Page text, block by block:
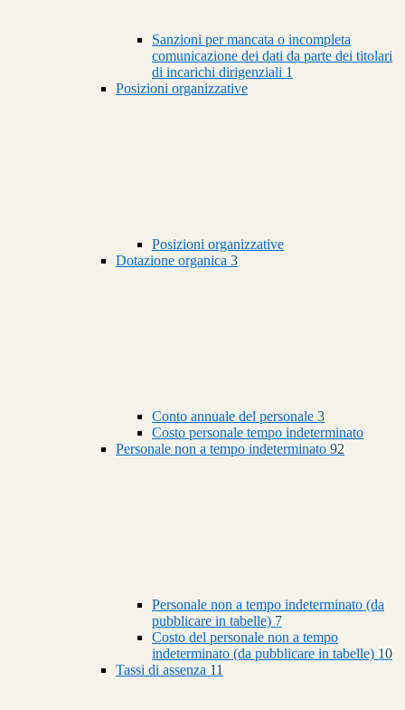
Sanzioni per mancata o incompleta
comunicazione dei dati da parte dei titolari
di incarichi dirigenziali 1
Posizioni organizzative
Posizioni organizzative
Dotazione organica 3
Conto annuale del personale 3
Costo personale tempo indeterminato
Personale non a tempo indeterminato 92
Personale non a tempo indeterminato (da
pubblicare in tabelle) 7
Costo del personale non a tempo
indeterminato (da pubblicare in tabelle) 10
Tassi di assenza 11